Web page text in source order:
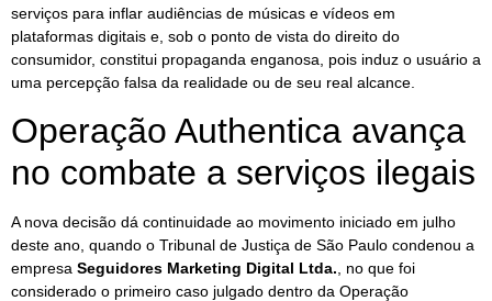
serviços para inflar audiências de músicas e vídeos em
plataformas digitais e, sob o ponto de vista do direito do
consumidor, constitui propaganda enganosa, pois induz o usuário a
uma percepção falsa da realidade ou de seu real alcance.
Operação Authentica avança
no combate a serviços ilegais
A nova decisão dá continuidade ao movimento iniciado em julho
deste ano, quando o Tribunal de Justiça de São Paulo condenou a
empresa Seguidores Marketing Digital Ltda. , no que foi
considerado o primeiro caso julgado dentro da Operação